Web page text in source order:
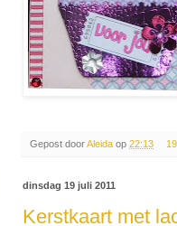
Gepost doorAleida op 22:13
dinsdag 19 juli 2011
Kerstkaart met